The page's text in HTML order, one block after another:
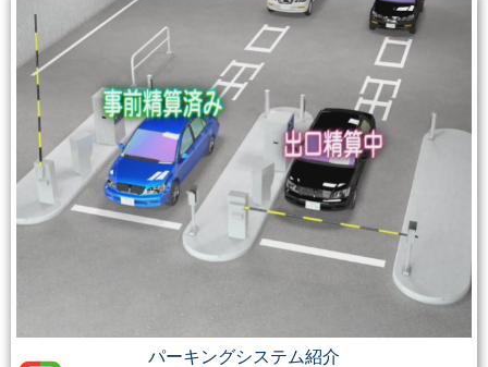
パーキングシステム紹介